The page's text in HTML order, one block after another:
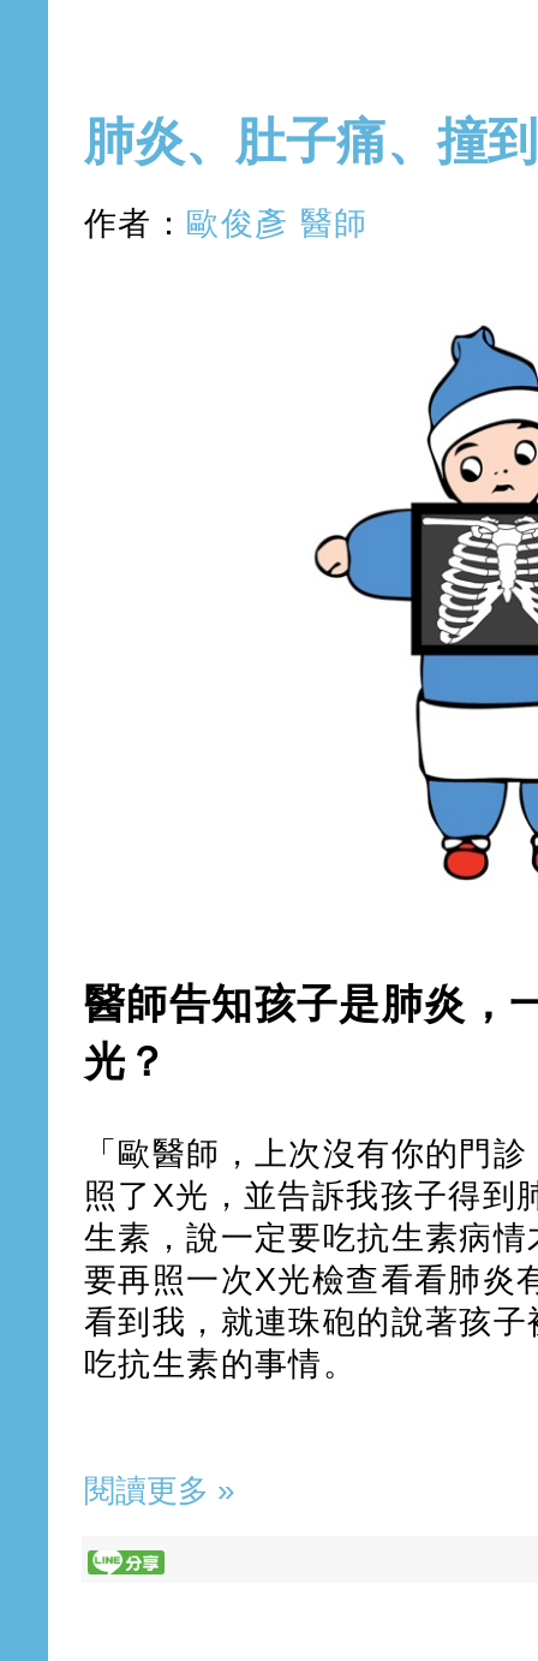
肺炎、肚子痛、撞
作者： 歐俊彥 醫師
醫師告知孩子是肺炎，
光？
「歐醫師，上次沒有你的門
照了X光，並告訴我孩子得到
生素，說一定要吃抗生素病
要再照一次X光檢查看看肺炎
看到我，就連珠砲的說著孩
吃抗生素的事情。
閱讀更多 »